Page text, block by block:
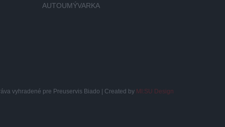
AUTOUMÝVARKA
vyhradené pre Preuservis Biado | Created by MI:SU Design